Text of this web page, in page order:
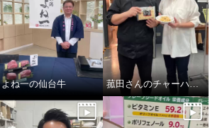
よね一の仙台牛 菰田さんのチャーハン！！炒飯！！